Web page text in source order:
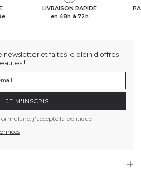
LIVRAISON RAPIDE
en 48h à 72h
newsletter et faites le plein d'offres
!
JE M'INSCRIS
j'accepte la politique